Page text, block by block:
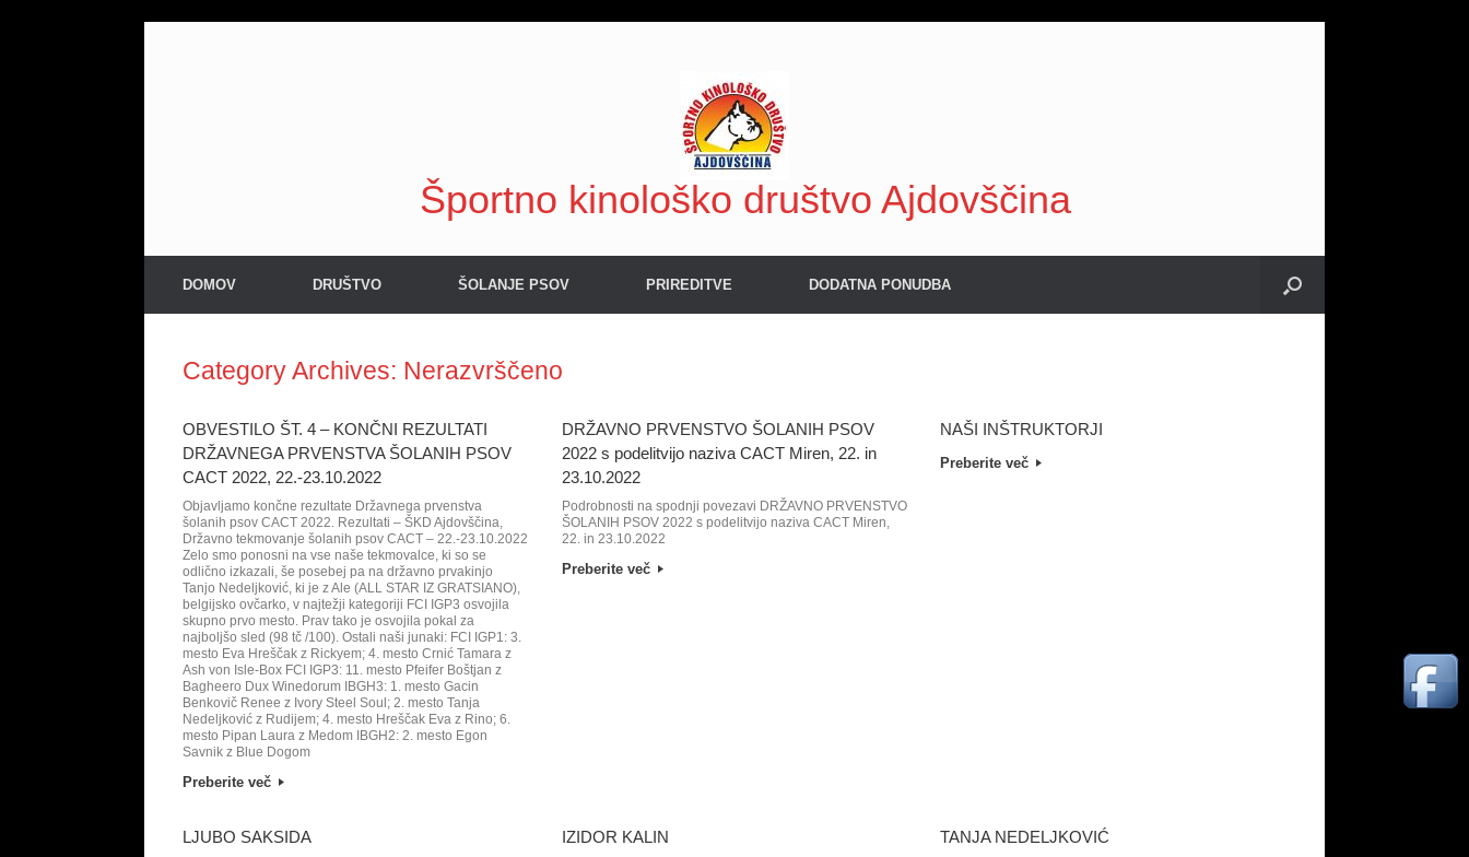
Športno kinološko društvo Ajdovščina
DOMOV DRUŠTVO ŠOLANJE PSOV PRIREDITVE DODATNA PONUDBA
Category Archives: Nerazvrščeno
OBVESTILO ŠT. 4 – KONČNI REZULTATI
DRŽAVNEGA PRVENSTVA ŠOLANIH PSOV
CACT 2022, 22.-23.10.2022
Objavljamo končne rezultate Državnega prvenstva
šolanih psov CACT 2022. Rezultati – ŠKD Ajdovščina,
Državno tekmovanje šolanih psov CACT – 22.-23.10.2022
Zelo smo ponosni na vse naše tekmovalce, ki so se
odlično izkazali, še posebej pa na državno prvakinjo
Tanjo Nedeljković, ki je z Ale (ALL STAR IZ GRATSIANO),
belgijsko ovčarko, v najtežji kategoriji FCI IGP3 osvojila
skupno prvo mesto. Prav tako je osvojila pokal za
najboljšo sled (98 tč /100). Ostali naši junaki: FCI IGP1: 3.
mesto Eva Hreščak z Rickyem; 4. mesto Crnić Tamara z
Ash von Isle-Box FCI IGP3: 11. mesto Pfeifer Boštjan z
Bagheero Dux Winedorum IBGH3: 1. mesto Gacin
Benkovič Renee z Ivory Steel Soul; 2. mesto Tanja
Nedeljković z Rudijem; 4. mesto Hreščak Eva z Rino; 6.
mesto Pipan Laura z Medom IBGH2: 2. mesto Egon
Savnik z Blue Dogom
Preberite več
DRŽAVNO PRVENSTVO ŠOLANIH PSOV
2022 s podelitvijo naziva CACT Miren, 22. in
23.10.2022
Podrobnosti na spodnji povezavi DRŽAVNO PRVENSTVO
ŠOLANIH PSOV 2022 s podelitvijo naziva CACT Miren,
22. in 23.10.2022
Preberite več
NAŠI INŠTRUKTORJI
Preberite več
LJUBO SAKSIDA IZIDOR KALIN TANJA NEDELJKOVIĆ